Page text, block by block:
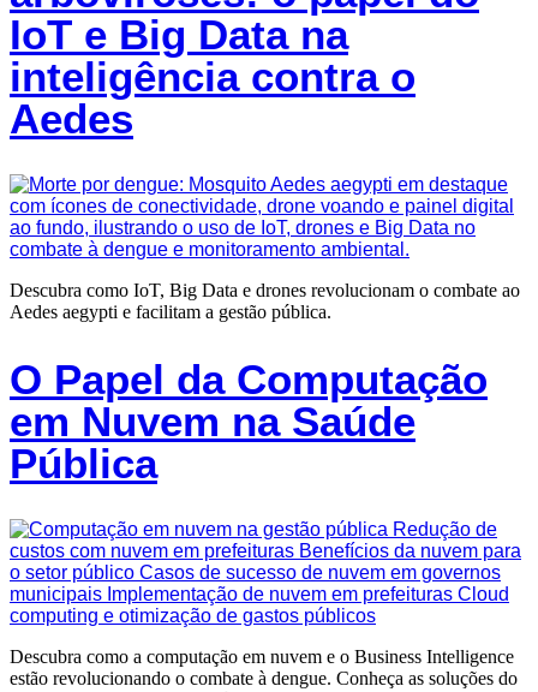
IoT e Big Data na
inteligência contra o
Aedes
Descubra como IoT, Big Data e drones revolucionam o combate ao
Aedes aegypti e facilitam a gestão pública.
O Papel da Computação
em Nuvem na Saúde
Pública
Descubra como a computação em nuvem e o Business Intelligence
estão revolucionando o combate à dengue. Conheça as soluções do